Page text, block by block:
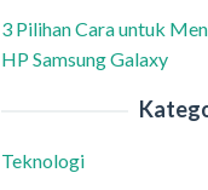
3 Pilihan Cara untuk
HP Samsung Galaxy
Teknologi